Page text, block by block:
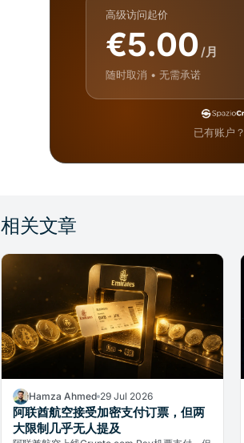
高级访问起价
€5.00/月
随时取消 • 无需承诺
已有账户？
相关文章
Hamza Ahmed 29 Jul 2026
阿联酋航空接受加密支付订票，但两
大限制几乎无人提及